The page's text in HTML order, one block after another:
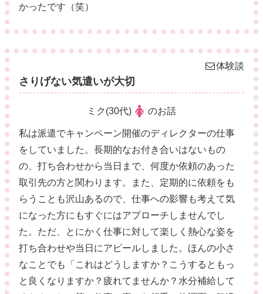
かったです（笑）
体験談
さりげない気遣いが大切
ミク(30代) のお話
私は派遣でキャンペーン開催のディレクターの仕事
をしていました。長期的なお付き合いはないもの
の、打ち合わせから当日まで、何度か依頼のあった
取引先の方と関わります。また、定期的に依頼をも
らうことも沢山あるので、仕事への影響も考えて気
になった方にもすぐにはアプローチしませんでし
た。ただ、とにかく仕事に対して楽しく熱心な姿を
打ち合わせや当日にアピールしました。ほんの小さ
なことでも「これはどうしますか？こうするともっ
と良くなりますか？疲れてませんか？水分補給して